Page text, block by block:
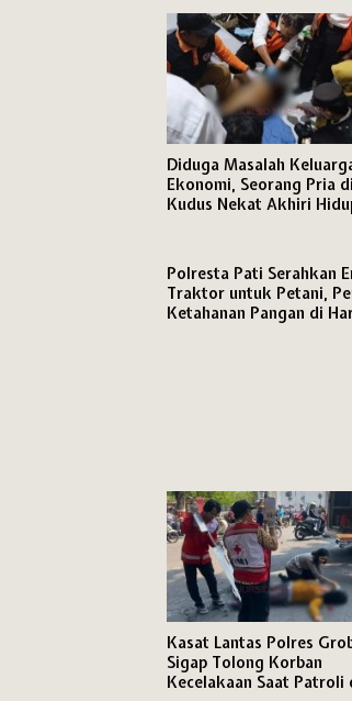
Diduga Masalah
Ekonomi, Seorang Pria
Kudus Nekat Akhiri
Polresta Pati Serahkan
Traktor untuk Petani,
Ketahanan Pangan di
Kasat Lantas Polres
Sigap Tolong Korban
Kecelakaan Saat Patroli